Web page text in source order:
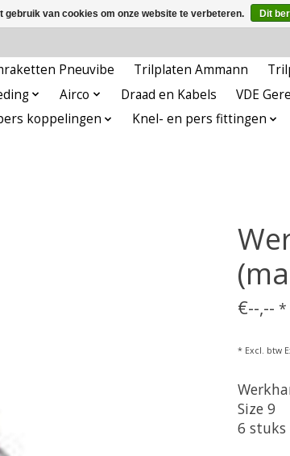
Pneuvibe Trilplaten Ammann
Airco Draad en Kabels VDE
koppelingen Knel- en pers fittingen
€--,-- *
* Excl. btw
Size 9
6 stuks
gebruik van cookies om onze website te verbeteren. Dit